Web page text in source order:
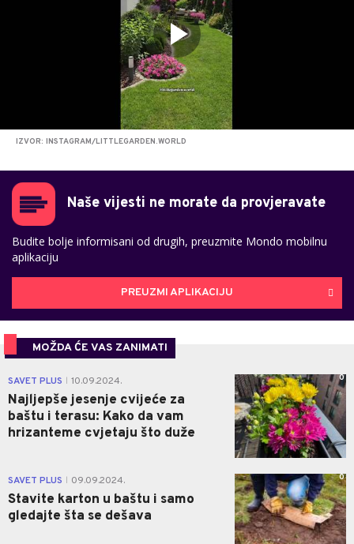
IZVOR: INSTAGRAM/LITTLEGARDEN.WORLD
Naše vijesti ne morate da provjeravate
Budite bolje informisani od drugih, preuzmite Mondo mobilnu
aplikaciju
PREUZMI APLIKACIJU
MOŽDA ĆE VAS ZANIMATI
SAVET PLUS 10.09.2024.
Najljepše jesenje cvijeće za
baštu i terasu: Kako da vam
hrizanteme cvjetaju što duže
0
SAVET PLUS 09.09.2024.
Stavite karton u baštu i samo
gledajte šta se dešava
0